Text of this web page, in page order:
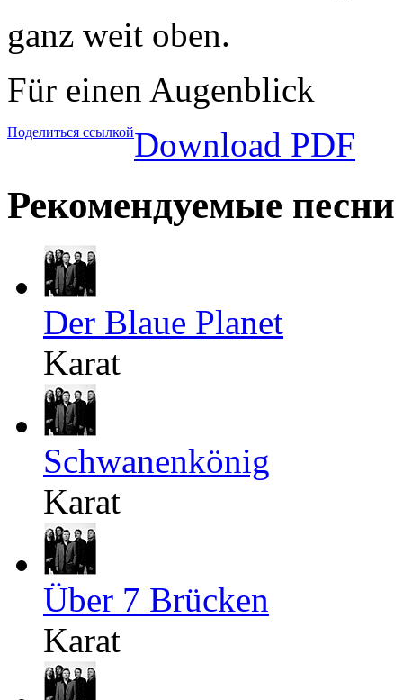
ganz weit oben.
Für einen Augenblick
Поделиться ссылкойDownload PDF
Рекомендуемые песни
Der Blaue Planet
Karat
Schwanenkönig
Karat
Über 7 Brücken
Karat